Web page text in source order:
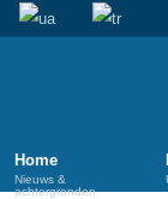
Home
Nieuws &
achtergronden